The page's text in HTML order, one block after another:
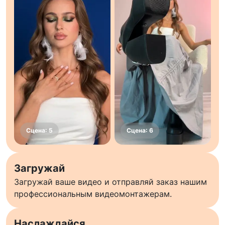
Загружай
Загружай ваше видео и отправляй заказ нашим
профессиональным видеомонтажерам.